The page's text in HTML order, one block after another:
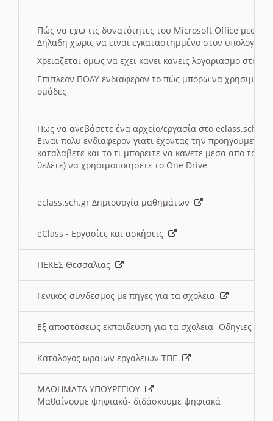
Πώς να εχω τις δυνατότητες του Microsoft Office μεσω
Δηλαδη χωρις να ειναι εγκαταστημμένο στον
Χρειαζεται ομως να εχει κανει κανεις λογαριασμο στη
Επιπλεον ΠΟΛΥ ενδιαφερον το πώς μπορω να
ομάδες
Πως να ανεβάσετε ένα αρχείο/εργασία στο eclass.sch.gr
Ειναι πολυ ενδιαφερον γιατι έχοντας την
καταλαβετε και το τι μπορειτε να κανετε μεσα απο το
θελετε) να χρησιμοποιησετε το One Drive
eclass.sch.gr Δημιουργία μαθημάτων
eClass - Εργασίες και ασκήσεις
ΠΕΚΕΣ Θεσσαλιας
Γενικος συνδεσμος με πηγες για τα σχολεια
Εξ αποστάσεως εκπαιδευση για τα σχολεια- Οδηγιες
Κατάλογος ωραιων εργαλειων ΤΠΕ
ΜΑΘΗΜΑΤΑ ΥΠΟΥΡΓΕΙΟΥ
Μαθαίνουμε ψηφιακά- διδάσκουμε ψηφιακά